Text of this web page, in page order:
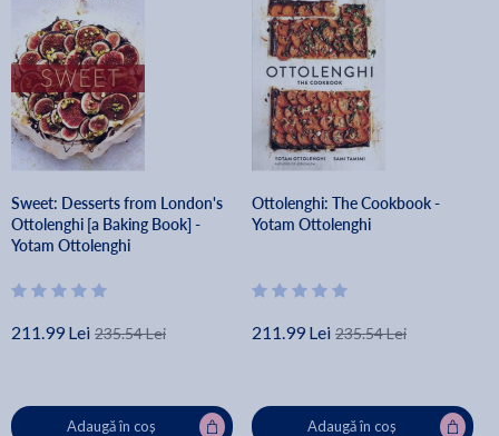
Sweet: Desserts from London's
Ottolenghi [a Baking Book] -
Yotam Ottolenghi
211.99 Lei 235.54 Lei
Adaugă în coș
Ottolenghi: The Cookbook -
Yotam Ottolenghi
211.99 Lei 235.54 Lei
Adaugă în coș